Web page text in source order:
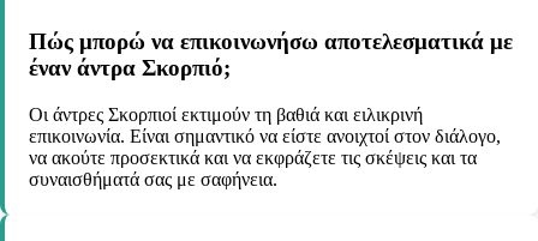
Πώς μπορώ να επικοινωνήσω αποτελεσματικά με
έναν άντρα Σκορπιό;
Οι άντρες Σκορπιοί εκτιμούν τη βαθιά και ειλικρινή
επικοινωνία. Είναι σημαντικό να είστε ανοιχτοί στον διάλογο,
να ακούτε προσεκτικά και να εκφράζετε τις σκέψεις και τα
συναισθήματά σας με σαφήνεια.